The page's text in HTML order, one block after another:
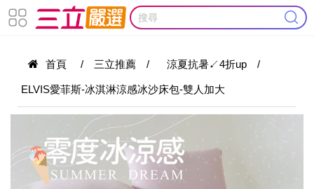
首頁 / 三立推薦 / 涼夏抗暑↙4折up /
ELVIS愛菲斯-冰淇淋涼感冰沙床包-雙人加大